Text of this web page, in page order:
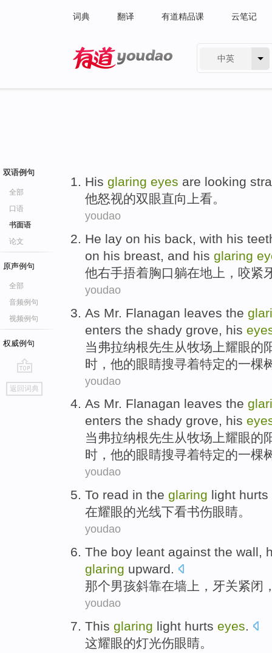
词典 翻译 有道精品课 云笔记
中英
双语例句
全部
口语
书面语
论文
原声例句
全部
音频例句
视频例句
权威例句
go
top
返回词典
His glaring eyes are looking
他怒视的双眼直向上看。
youdao
He lay on his back, with his
on his breast, and his glaring
他右手捂着胸口躺在地上 ， 咬紧
youdao
As Mr. Flanagan leaves the
enters the shady grove his
当 弗拉纳根先生 从牧场 上耀眼的
时 ， 他的眼睛搜寻着特定的一棵
youdao
As Mr. Flanagan leaves the
enters the shady grove, his
当 弗拉纳根先生 从牧场 上耀眼的
时 ， 他的眼睛搜寻着特定的一棵
youdao
To read in the glaring light hurts
在耀眼的光线下看书伤眼睛。
youdao
The boy leant against the wall,
glaring upward.
那个男孩斜靠在墙上 ，牙关紧闭
youdao
This glaring light hurts eyes.
这耀眼的灯光伤眼睛。